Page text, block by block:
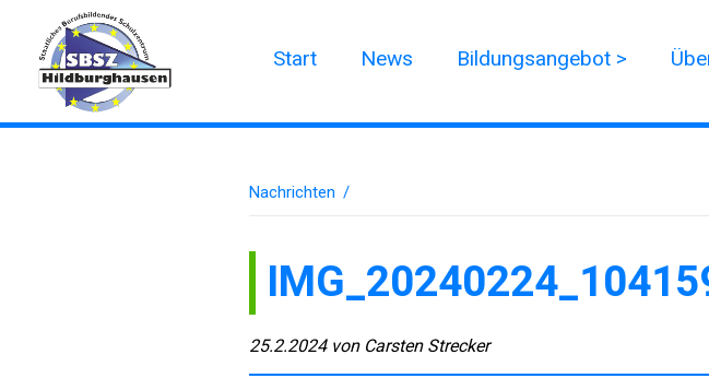
Start News Bildungsangebot >
Nachrichten /
25.2.2024 von Carsten Strecker